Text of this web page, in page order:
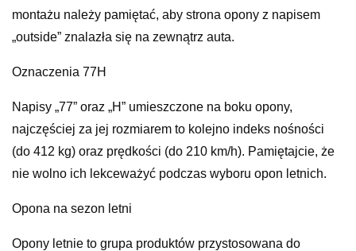
montażu należy pamiętać, aby strona opony z napisem
„outside” znalazła się na zewnątrz auta.
Oznaczenia 77H
Napisy „77” oraz „H” umieszczone na boku opony,
najczęściej za jej rozmiarem to kolejno indeks nośności
(do 412 kg) oraz prędkości (do 210 km/h). Pamiętajcie, że
nie wolno ich lekceważyć podczas wyboru opon letnich.
Opona na sezon letni
Opony letnie to grupa produktów przystosowana do